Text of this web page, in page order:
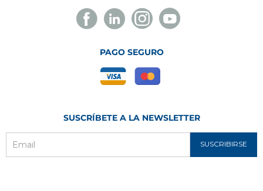
Facebook
Novelec
Linkedin
Novelec
Instagram
Novelec
Youtube
Novelec
PAGO SEGURO
SUSCRÍBETE A LA NEWSLETTER
SUSCRIBIRSE